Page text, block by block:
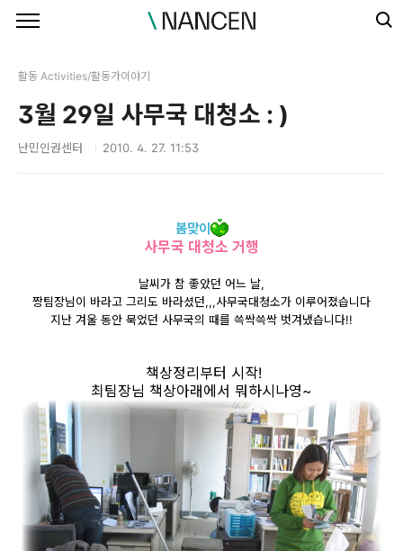
활동 Activities/활동가이야기
3월 29일 사무국 대청소 : )
난민인권센터 2010. 4. 27. 11:53
봄맞이
사무국 대청소 거행
날씨가 참 좋았던 어느 날,
짱팀장님이 바라고 그리도 바라셨던,,,사무국대청소가 이루어졌습니다
지난 겨울 동안 묵었던 사무국의 때를 쓱싹쓱싹 벗겨냈습니다!!
책상정리부터 시작!
최팀장님 책상아래에서 뭐하시나영~